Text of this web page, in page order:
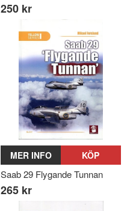
250 kr
MER INFO KÖP
Saab 29 Flygande Tunnan
265 kr